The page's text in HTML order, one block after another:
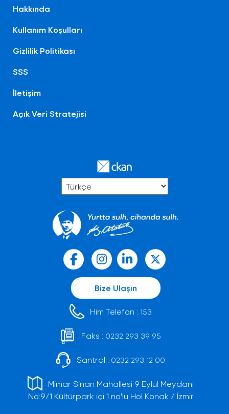
Hakkında
Kullanım Koşulları
Gizlilik Politikası
SSS
İletişim
Açık Veri Stratejisi
Bize Ulaşın
Him Telefon : 153
Faks : 0232 293 39 95
Santral : 0232 293 12 00
Mimar Sinan Mahallesi 9 Eylül Meydanı
No:9/1 Kültürpark içi 1 no'lu Hol Konak / İzmir